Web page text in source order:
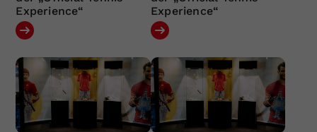
Experience“
Experience“